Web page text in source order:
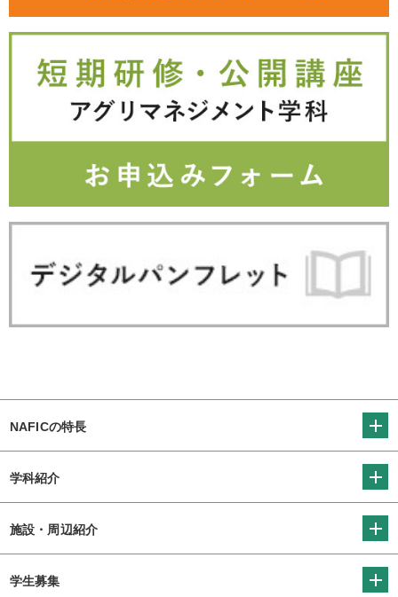
NAFICの特長
学科紹介
施設・周辺紹介
学生募集